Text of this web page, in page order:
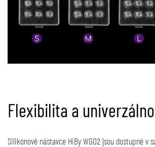
Flexibilita a
Silikonové nástavce HiBy WG02 jsou dostupné v